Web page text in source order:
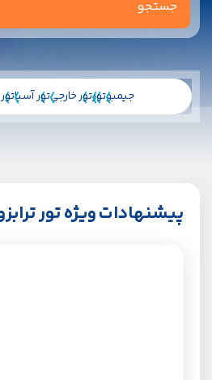
جیمبوتورتور خارجیتور آسیا
پیشنهادات ویژه تور